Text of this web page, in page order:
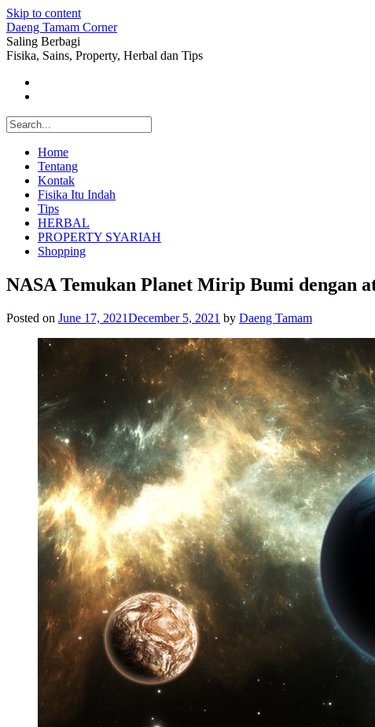
Skip to content
Daeng Tamam Corner
Saling Berbagi
Fisika, Sains, Property, Herbal dan Tips
Home
Tentang
Kontak
Fisika Itu Indah
Tips
HERBAL
PROPERTY SYARIAH
Shopping
NASA Temukan Planet Mirip Bumi dengan
Posted on June 17, 2021December 5, 2021 by Daeng Tamam